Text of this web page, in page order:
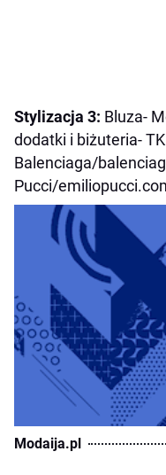
Stylizacja 3: Bluza-
dodatki i biżuteria-
Balenciaga/
Pucci/
Modaija.pl